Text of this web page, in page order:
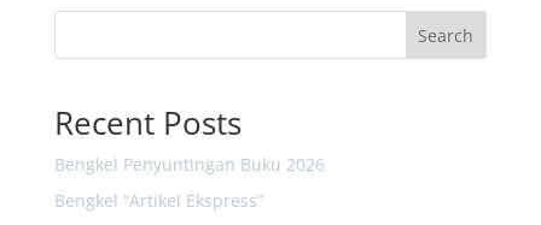
Search
Recent Posts
Bengkel Penyuntingan Buku 2026
Bengkel “Artikel Ekspress”